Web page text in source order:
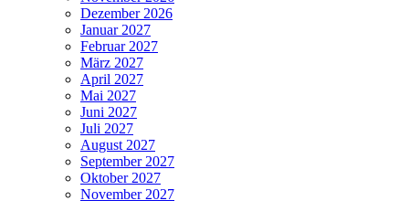
Dezember 2026
Januar 2027
Februar 2027
März 2027
April 2027
Mai 2027
Juni 2027
Juli 2027
August 2027
September 2027
Oktober 2027
November 2027